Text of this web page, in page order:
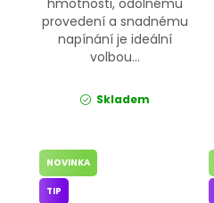
hmotnosti, odolnému
provedení a snadnému
napínání je ideální
volbou...
Skladem
NOVINKA
TIP